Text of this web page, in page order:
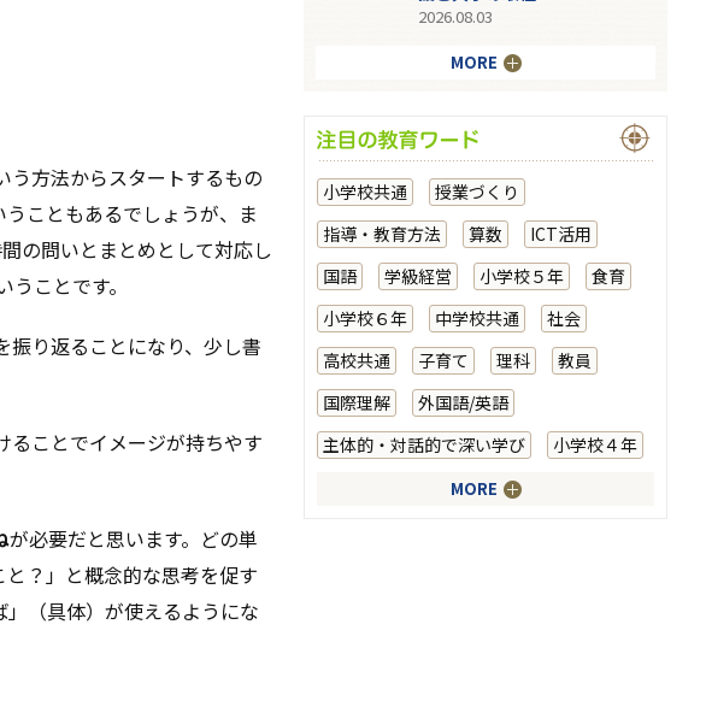
う方法からスタートするもの
こともあるでしょうが、ま
の問いとまとめとして対応し
ことです。
振り返ることになり、少し書
ることでイメージが持ちやす
が必要だと思います。どの単
？」と概念的な思考を促す
（具体）が使えるようにな
2026.08.03
MORE
小学校共通
授業づくり
指導・教育方法
算数
ICT活用
国語
学級経営 小学校５年
食育
小学校６年
中学校共通
社会
高校共通
子育て 理科
教員
国際理解
外国語/英語
主体的・対話的で深い学び
小学校４年
MORE